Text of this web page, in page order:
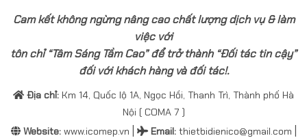
Cam kết không ngừng nâng cao chất lượng dịch vụ & làm
việc với
tôn chỉ “Tâm Sáng Tầm Cao” để trở thành “Đối tác tin cậy”
đối với khách hàng và đối tác!.
Địa chỉ: Km 14, Quốc lộ 1A, Ngọc Hồi, Thanh Trì, Thành phố Hà
Nội ( COMA 7 )
Website:www.icomep.vn Email:thietbidienico@gmail.com